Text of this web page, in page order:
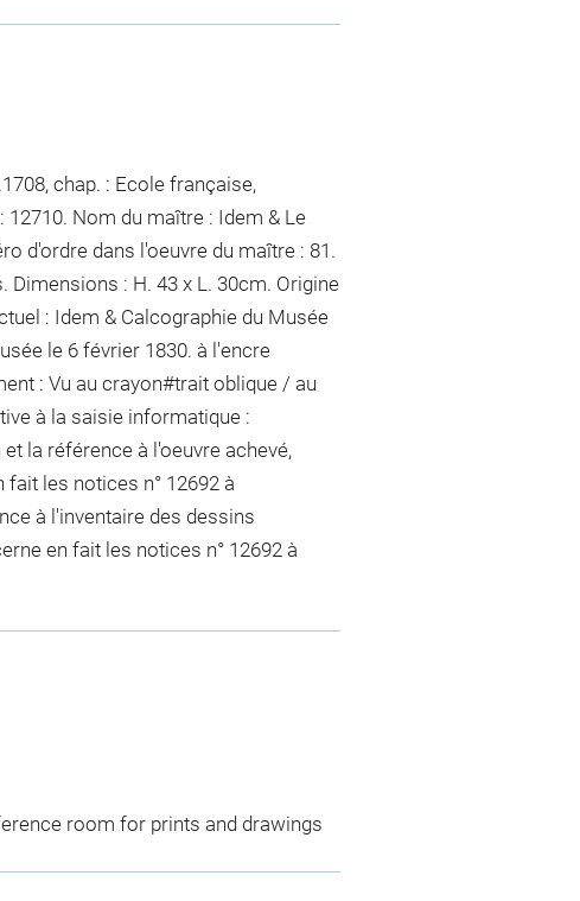
chap. : Ecole française,
Nom du maître : Idem & Le
d'ordre dans l'oeuvre du maître : 81.
: H. 43 x L. 30cm. Origine
: Idem & Calcographie du Musée
le 6 février 1830. à l'encre
: Vu au crayon#trait oblique / au
à la saisie informatique :
la référence à l'oeuvre achevé,
fait les notices n° 12692 à
à l'inventaire des dessins
en fait les notices n° 12692 à
room for prints and drawings